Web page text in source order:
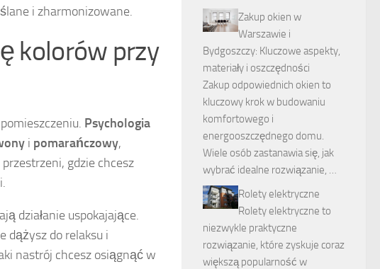
i zharmonizowane.
kolorów przy
Psychologia
i pomarańczowy,
gdzie chcesz
działanie uspokajające.
dążysz do relaksu i
nastrój chcesz osiągnąć w
Zakup okien w
Warszawie i
Bydgoszczy: Kluczowe aspekty,
materiały i oszczędności
Zakup odpowiednich okien to
kluczowy krok w budowaniu
komfortowego i
energooszczędnego domu.
Wiele osób zastanawia się, jak
wybrać idealne rozwiązanie, …
Rolety elektryczne
Rolety elektryczne to
niezwykle praktyczne
rozwiązanie, które zyskuje coraz
większą popularność w